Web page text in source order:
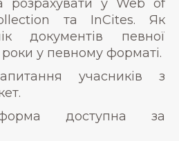
розрахувати у Web of
та InCites. Як
документів певної
роки у певному форматі.
учасників з
форма доступна за